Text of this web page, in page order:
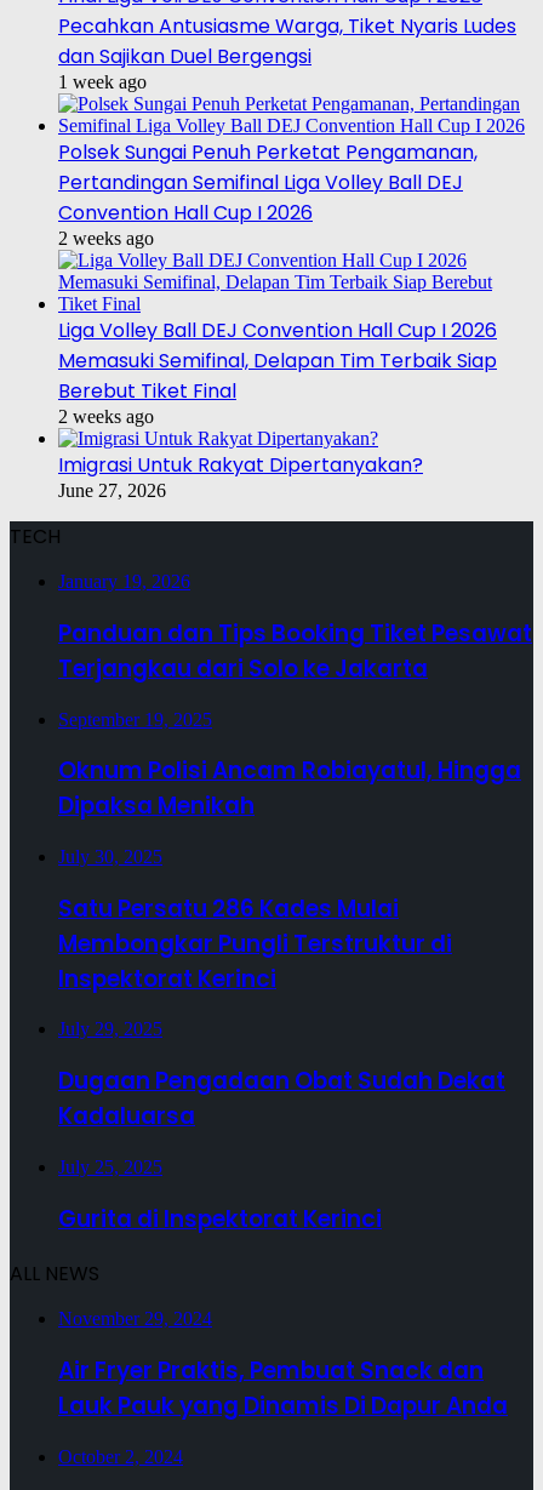
Pecahkan Antusiasme Warga, Tiket Nyaris Ludes
dan Sajikan Duel Bergengsi
1 week ago
Polsek Sungai Penuh Perketat Pengamanan,
Pertandingan Semifinal Liga Volley Ball DEJ
Convention Hall Cup I 2026
2 weeks ago
Liga Volley Ball DEJ Convention Hall Cup I 2026
Memasuki Semifinal, Delapan Tim Terbaik Siap
Berebut Tiket Final
2 weeks ago
Imigrasi Untuk Rakyat Dipertanyakan?
June 27, 2026
TECH
January 19, 2026
Panduan dan Tips Booking Tiket Pesawat
Terjangkau dari Solo ke Jakarta
September 19, 2025
Oknum Polisi Ancam Robiayatul, Hingga
Dipaksa Menikah
July 30, 2025
Satu Persatu 286 Kades Mulai
Membongkar Pungli Terstruktur di
Inspektorat Kerinci
July 29, 2025
Dugaan Pengadaan Obat Sudah Dekat
Kadaluarsa
July 25, 2025
Gurita di Inspektorat Kerinci
ALL NEWS
November 29, 2024
Air Fryer Praktis, Pembuat Snack dan
Lauk Pauk yang Dinamis Di Dapur Anda
October 2, 2024